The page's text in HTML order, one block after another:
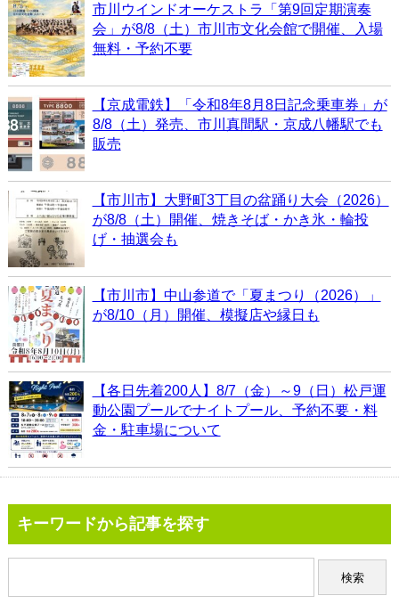
市川ウインドオーケストラ「第9回定期演奏
会」が8/8（土）市川市文化会館で開催、入場
無料・予約不要
【京成電鉄】「令和8年8月8日記念乗車券」が
8/8（土）発売、市川真間駅・京成八幡駅でも
販売
【市川市】大野町3丁目の盆踊り大会（2026）
が8/8（土）開催、焼きそば・かき氷・輪投
げ・抽選会も
【市川市】中山参道で「夏まつり（2026）」
が8/10（月）開催、模擬店や縁日も
【各日先着200人】8/7（金）～9（日）松戸運
動公園プールでナイトプール、予約不要・料
金・駐車場について
キーワードから記事を探す